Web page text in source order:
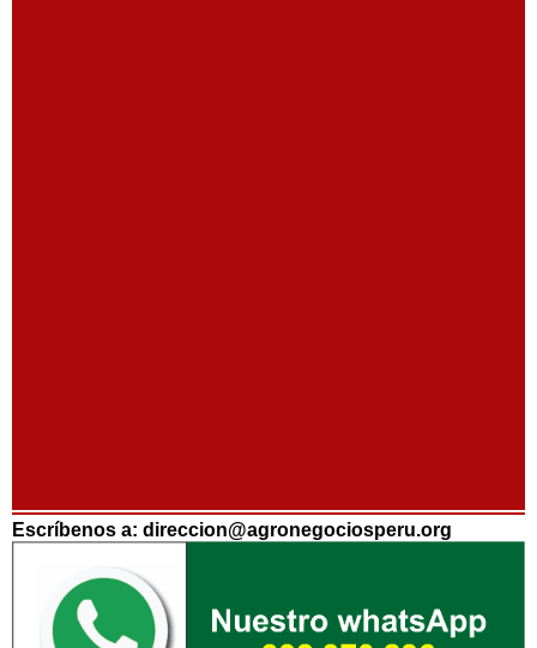
Escríbenos a: direccion@agronegociosperu.org